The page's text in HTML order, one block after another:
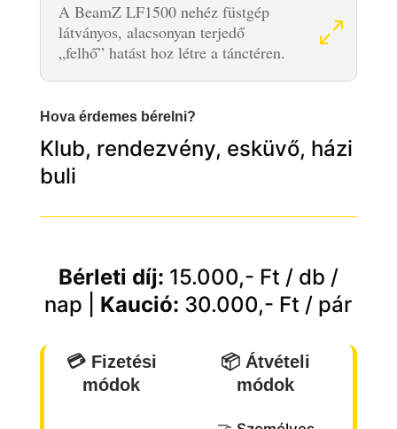
A BeamZ LF1500 nehéz füstgép
látványos, alacsonyan terjedő
„felhő” hatást hoz létre a tánctéren.
Hova érdemes bérelni?
Klub, rendezvény, esküvő, házi
buli
Bérleti díj: 15.000,- Ft / db /
nap
Kaució: 30.000,- Ft / pár
💳 Fizetési
módok
📦 Átvételi
módok